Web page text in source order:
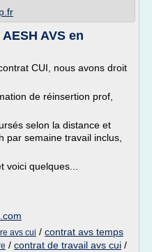
AVS en
CUI, nous avons droit
de réinsertion prof,
selon la distance et
semaine travail inclus,
voici quelques...
avs cui / contrat avs temps
/ contrat de travail avs cui /